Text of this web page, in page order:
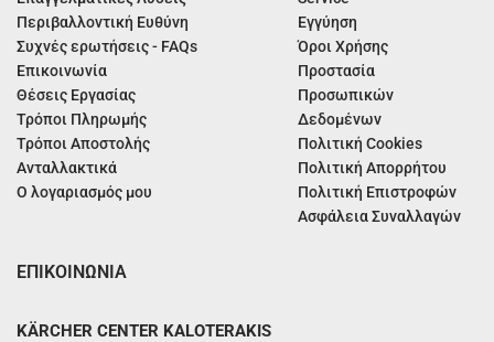
Περιβαλλοντική Ευθύνη
Συχνές ερωτήσεις - FAQs
Επικοινωνία
Θέσεις Εργασίας
Τρόποι Πληρωμής
Τρόποι Αποστολής
Ανταλλακτικά
Ο λογαριασμός μου
Εγγύηση
Όροι Χρήσης
Προστασία
Προσωπικών
Δεδομένων
Πολιτική Cookies
Πολιτική Απορρήτου
Πολιτική Επιστροφών
Ασφάλεια Συναλλαγών
ΕΠΙΚΟΙΝΩΝΙΑ
KÄRCHER CENTER KALOTERAKIS